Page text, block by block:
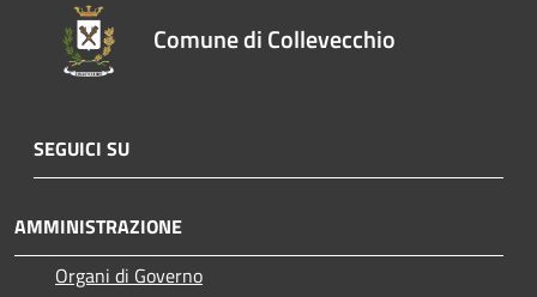
Comune di Collevecchio
SEGUICI SU
AMMINISTRAZIONE
Organi di Governo